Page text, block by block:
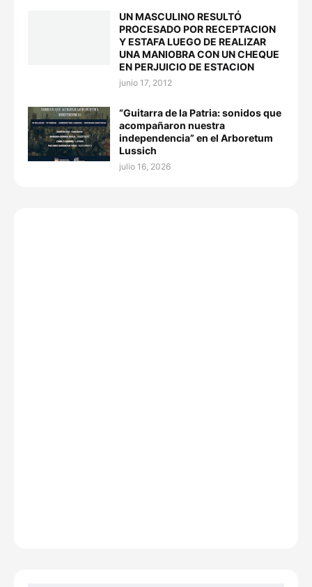
UN MASCULINO RESULTÓ
PROCESADO POR RECEPTACION
Y ESTAFA LUEGO DE REALIZAR
UNA MANIOBRA CON UN CHEQUE
EN PERJUICIO DE ESTACION
junio 17, 2012
“Guitarra de la Patria: sonidos que
acompañaron nuestra
independencia” en el Arboretum
Lussich
julio 16, 2026